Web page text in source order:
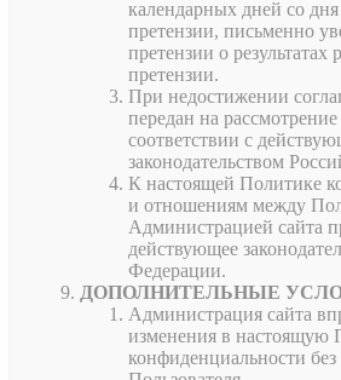
календарных дней со
претензии, письменно
претензии о результатах
претензии.
При недостижении
передан на
соответствии с
законодательством
К настоящей Политике
и отношениям между
Администрацией сайта
действующее
Федерации.
ДОПОЛНИТЕЛЬНЫЕ
Администрация сайта
изменения в настоящую
конфиденциальности без